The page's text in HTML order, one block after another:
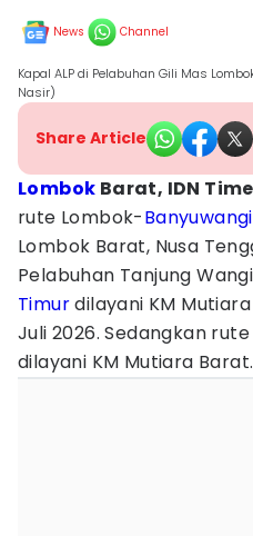
News Channel
Kapal ALP di Pelabuhan Gili Mas
Nasir)
Share Article
Lombok Barat, IDN
rute Lombok-Banyuwangi
Lombok Barat, Nusa
Pelabuhan Tanjung
Timurdilayani KM
Juli 2026. Sedangkan
dilayani KM Mutiara Barat.